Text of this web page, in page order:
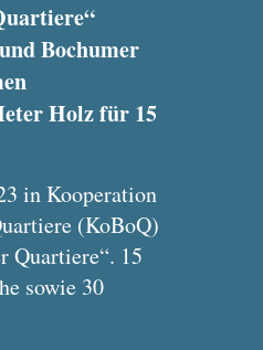
Bochumer
Holz für 15
in Kooperation
(KoBoQ)
Quartiere“. 15
sowie 30